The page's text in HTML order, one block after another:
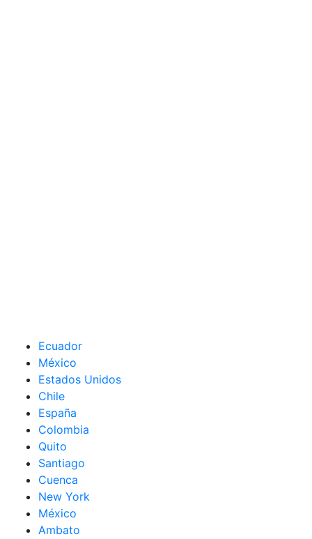
Ecuador
México
Estados Unidos
Chile
España
Colombia
Quito
Santiago
Cuenca
New York
México
Ambato